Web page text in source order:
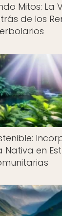
Mitos: La
de los
Nativa en